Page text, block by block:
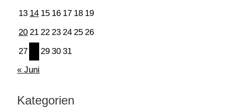
13 14 15 16 17 18 19
20 21 22 23 24 25 26
27
29 30 31
« Juni
Kategorien